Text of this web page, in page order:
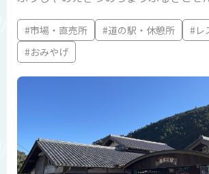
#市場・直売所 #道の駅・休憩所
#レ
#おみやげ